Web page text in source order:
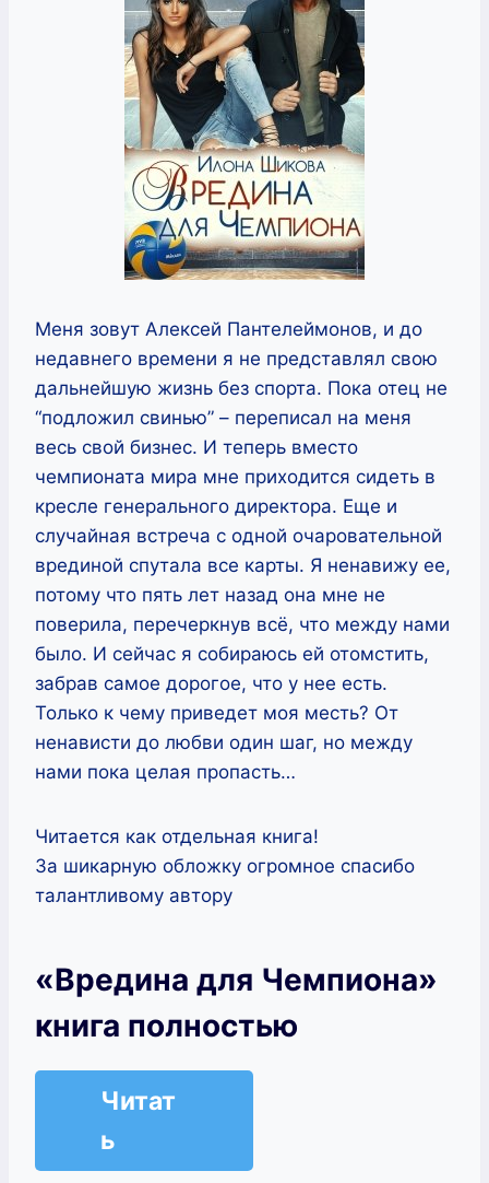
Меня зовут Алексей Пантелеймонов, и до
недавнего времени я не представлял свою
дальнейшую жизнь без спорта. Пока отец не
“подложил свинью” – переписал на меня
весь свой бизнес. И теперь вместо
чемпионата мира мне приходится сидеть в
кресле генерального директора. Еще и
случайная встреча с одной очаровательной
врединой спутала все карты. Я ненавижу ее,
потому что пять лет назад она мне не
поверила, перечеркнув всё, что между нами
было. И сейчас я собираюсь ей отомстить,
забрав самое дорогое, что у нее есть.
Только к чему приведет моя месть? От
ненависти до любви один шаг, но между
нами пока целая пропасть…
Читается как отдельная книга!
За шикарную обложку огромное спасибо
талантливому автору
«Вредина для Чемпиона»
книга полностью
Читат
ь